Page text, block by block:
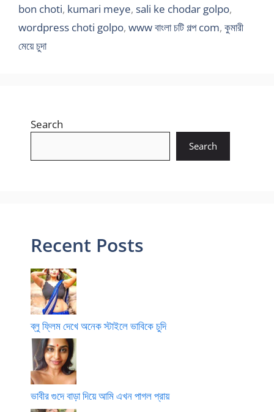
bon choti, kumari meye, sali ke chodar golpo,
wordpress choti golpo, www বাংলা চটি গল্প com, কুমারী
মেয়ে চুদা
Search
Search
Recent Posts
ব্লু ফ্লিম দেখে অনেক স্টাইলে ভাবিকে চুদি
ভাবীর গুদে বাড়া দিয়ে আমি এখন পাগল প্রায়